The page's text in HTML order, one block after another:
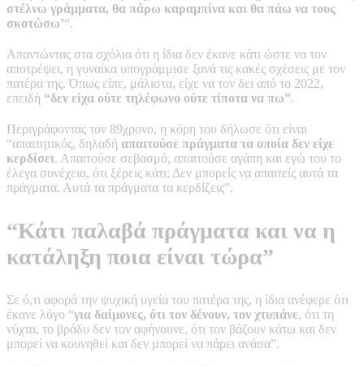
στέλνω γράμματα, θα πάρω καραμπίνα και θα πάω να τους
σκοτώσω’“.
Απαντώντας στα σχόλια ότι η ίδια δεν έκανε κάτι ώστε να τον
αποτρέψει, η γυναίκα υπογράμμισε ξανά τις κακές σχέσεις με τον
πατέρα της. Όπως είπε, μάλιστα, είχε να τον δει από το 2022,
επειδή “δεν είχα ούτε τηλέφωνο ούτε τίποτα να πω”.
Περιγράφοντας τον 89χρονο, η κόρη του δήλωσε ότι είναι
“απαιτητικός, δηλαδή απαιτούσε πράγματα τα οποία δεν είχε
κερδίσει. Απαιτούσε σεβασμό, απαιτούσε αγάπη και εγώ του το
έλεγα συνέχεια, ότι ξέρεις κάτι; Δεν μπορείς να απαιτείς αυτά τα
πράγματα. Αυτά τα πράγματα τα κερδίζεις”.
“Κάτι παλαβά πράγματα και να η
κατάληξη ποια είναι τώρα”
Σε ό,τι αφορά την ψυχική υγεία του πατέρα της, η ίδια ανέφερε ότι
έκανε λόγο “για δαίμονες, ότι τον δένουν, τον χτυπάνε, ότι τη
νύχτα, το βράδυ δεν τον αφήνουνε, ότι τον βάζουν κάτω και δεν
μπορεί να κουνηθεί και δεν μπορεί να πάρει ανάσα”.